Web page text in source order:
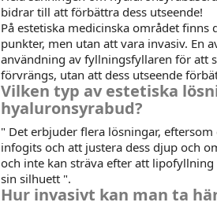
bidrar till att förbättra dess utseende!
På estetiska medicinska området
punkter, men utan att vara invasiv. En
användning av fyllningsfyllaren för att
förvrängs, utan att dess utseende
Vilken typ av estetiska
hyaluronsyrabud?
" Det erbjuder flera lösningar,
infogits och att justera dess djup och
och inte kan sträva efter att
sin silhuett ".
Hur invasivt kan man ta